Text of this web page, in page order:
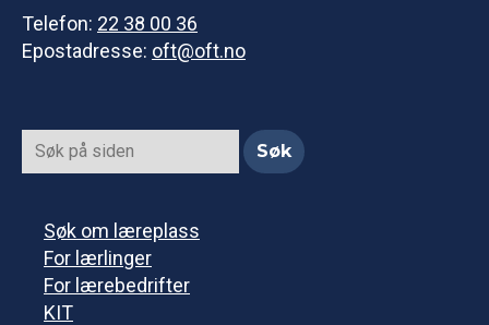
Telefon: 22 38 00 36
Epostadresse: oft@oft.no
Søk om læreplass
For lærlinger
For lærebedrifter
KIT